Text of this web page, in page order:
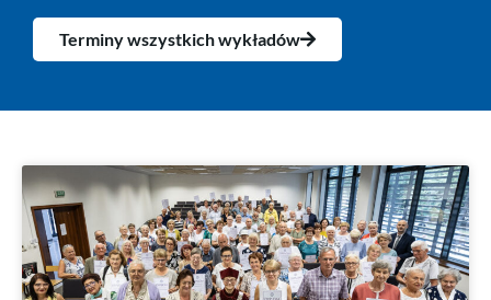
Terminy wszystkich wykładów
Aktualności